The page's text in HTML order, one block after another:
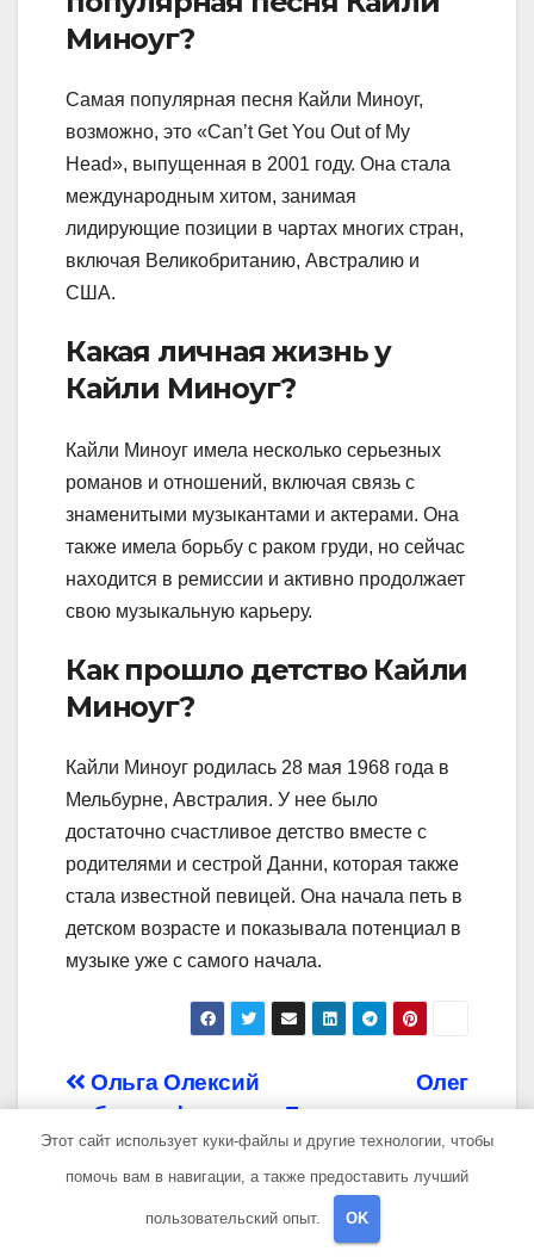
Миноуг?
Самая популярная песня Кайли Миноуг,
возможно, это «Can’t Get You Out of My
Head», выпущенная в 2001 году. Она стала
международным хитом, занимая
лидирующие позиции в чартах многих стран,
включая Великобританию, Австралию и
США.
Какая личная жизнь у
Кайли Миноуг?
Кайли Миноуг имела несколько серьезных
романов и отношений, включая связь с
знаменитыми музыкантами и актерами. Она
также имела борьбу с раком груди, но сейчас
находится в ремиссии и активно продолжает
свою музыкальную карьеру.
Как прошло детство Кайли
Миноуг?
Кайли Миноуг родилась 28 мая 1968 года в
Мельбурне, Австралия. У нее было
достаточно счастливое детство вместе с
родителями и сестрой Данни, которая также
стала известной певицей. Она начала петь в
детском возрасте и показывала потенциал в
музыке уже с самого начала.
Навигация
по
записям
Олег
Басилашвили —
талантливый
актер,
непредсказуемая
личность и
Ольга Олексий
— биография и
личная жизнь —
всё, что нужно
знать о великой
Этот сайт использует куки-файлы и другие технологии, чтобы
помочь вам в навигации, а также предоставить лучший
пользовательский опыт. OK